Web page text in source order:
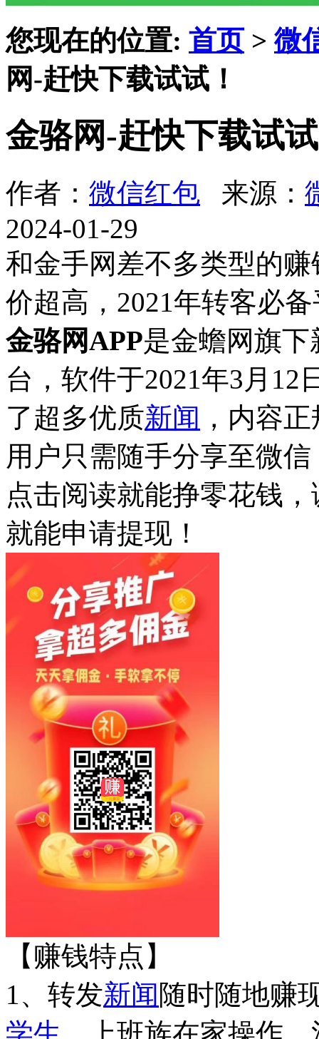
您现在的位置: 首页 >微
网-赶快下载试试！
金骆网-赶快下载试
作者： 微信红包 来源：
2024-01-29
和金手网差不多类型的
价超高，2021年转客必
金骆网APP是金蟾网旗
台，软件于2021年3月12
了超多优质新闻 ，内容
用户只需随手分享至微
点击阅读就能挣零花钱
就能申请提现！
【赚钱特点】
1、转发新闻随时随地赚
学生 、上班族在家操作